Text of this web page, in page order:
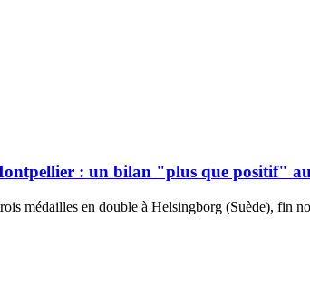
: un bilan "plus que positif"
médailles en double à Helsingborg (Suède), fin